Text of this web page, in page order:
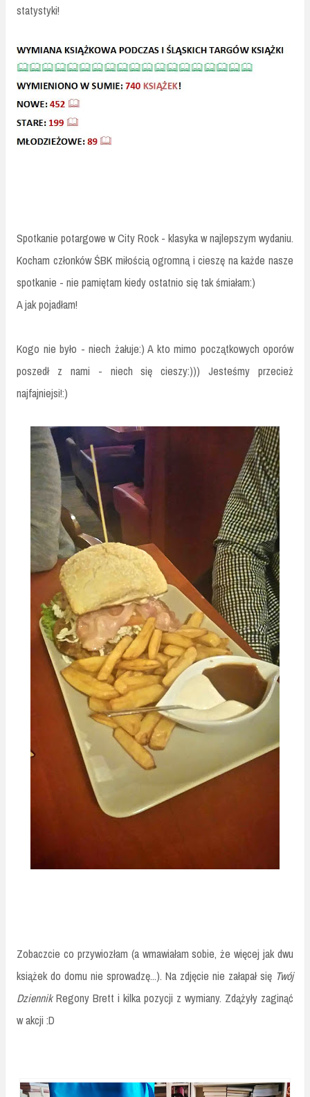
statystyki!
Spotkanie potargowe w City Rock - klasyka w najlepszym wydaniu.
Kocham członków ŚBK miłością ogromną i cieszę na każde nasze
spotkanie - nie pamiętam kiedy ostatnio się tak śmiałam:)
A jak pojadłam!
Kogo nie było - niech żałuje:) A kto mimo początkowych oporów
poszedł z nami - niech się cieszy:))) Jesteśmy przecież
najfajniejsi!:)
Zobaczcie co przywiozłam (a wmawiałam sobie, że więcej jak dwu
książek do domu nie sprowadzę...). Na zdjęcie nie załapał się Twój
DziennikRegony Brett i kilka pozycji z wymiany. Zdążyły zaginąć
w akcji :D